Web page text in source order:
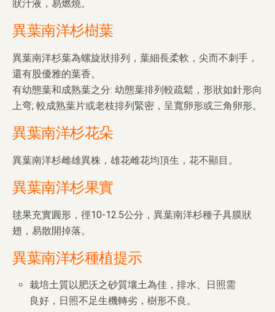
狀汁液，易燃燒。
異葉南洋杉樹葉
異葉南洋杉葉為螺旋狀排列，葉細長柔軟，尖而不刺手，
還有股優雅的葉香。
有幼態葉和成熟葉之分: 幼態葉排列較疏鬆，形狀如針形向
上弯; 較成熟葉片或老枝排列緊密，呈寬卵形或三角卵形。
異葉南洋杉花朵
異葉南洋杉雌雄異株，雄花雌花均頂生，花不顯目。
異葉南洋杉果實
毬果充實圓形，徑10-12.5公分，異葉南洋杉種子具膜狀
翅，易散開掉落。
異葉南洋杉種植提示
栽培土質以肥沃之砂質壤土為佳，排水、日照需
良好，日照不足生機轉劣，樹形不良。